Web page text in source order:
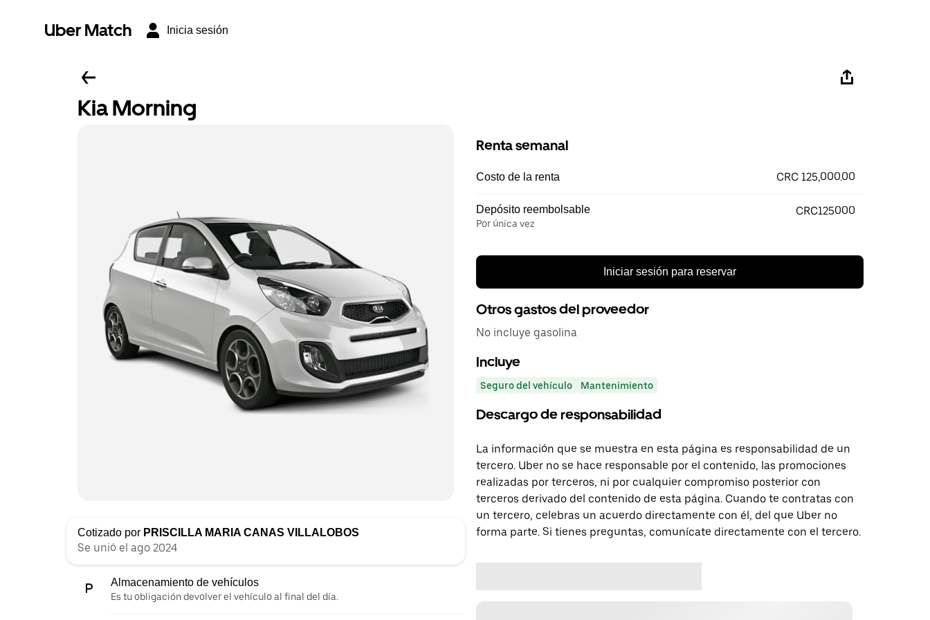
Uber Match Inicia sesión
Kia Morning
Cotizado por PRISCILLA MARIA CANAS VILLALOBOS
Se unió el ago 2024
Almacenamiento de vehículos
Es tu obligación devolver el vehículo al final del día.
Renta semanal
Costo de la renta CRC 125,000.00
Depósito reembolsable
Por única vez
CRC125000
Iniciar sesión para reservar
Otros gastos del proveedor
No incluye gasolina
Incluye
Seguro del vehículo Mantenimiento
Descargo de responsabilidad
La información que se muestra en esta página es responsabilidad de un
tercero. Uber no se hace responsable por el contenido, las promociones
realizadas por terceros, ni por cualquier compromiso posterior con
terceros derivado del contenido de esta página. Cuando te contratas con
un tercero, celebras un acuerdo directamente con él, del que Uber no
forma parte. Si tienes preguntas, comunícate directamente con el tercero.